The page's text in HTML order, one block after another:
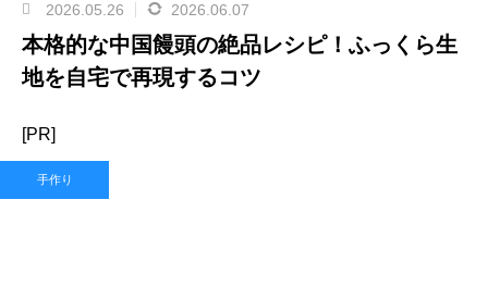
2026.05.26 2026.06.07
本格的な中国饅頭の絶品レシピ！ふっくら生
地を自宅で再現するコツ
[PR]
手作り